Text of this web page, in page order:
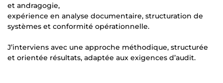
et andragogie,
expérience en analyse documentaire, structuration de
systèmes et conformité opérationnelle.
J’interviens avec une approche méthodique, structurée
et orientée résultats, adaptée aux exigences d’audit.